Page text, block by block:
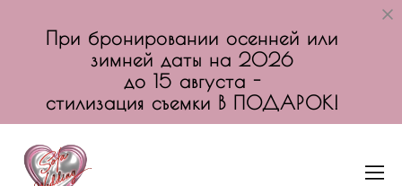
При бронировании осенней или
зимней даты на 2026
до 15 августа -
стилизация съемки В ПОДАРОК!